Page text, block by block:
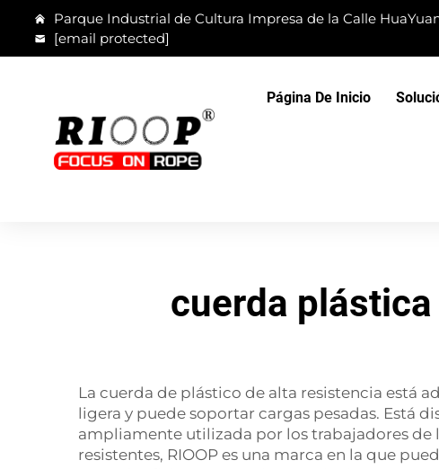
Parque Industrial de Cultura Impresa de la Calle
[email protected]
Página De Inicio
cuerda
La cuerda de plástico de alta resistencia está
ligera y puede soportar cargas pesadas. Está
ampliamente utilizada por los trabajadores de
resistentes, RIOOP es una marca en la que